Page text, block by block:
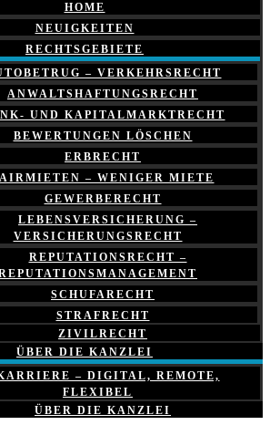
HOME
NEUIGKEITEN
RECHTSGEBIETE
– VERKEHRSRECHT
ANWALTSHAFTUNGSRECHT
UND KAPITALMARKTRECHT
BEWERTUNGEN LÖSCHEN
ERBRECHT
– WENIGER MIETE
GEWERBERECHT
LEBENSVERSICHERUNG –
VERSICHERUNGSRECHT
REPUTATIONSRECHT –
SCHUFARECHT
STRAFRECHT
ZIVILRECHT
ÜBER DIE KANZLEI
– DIGITAL, REMOTE,
FLEXIBEL
ÜBER DIE KANZLEI